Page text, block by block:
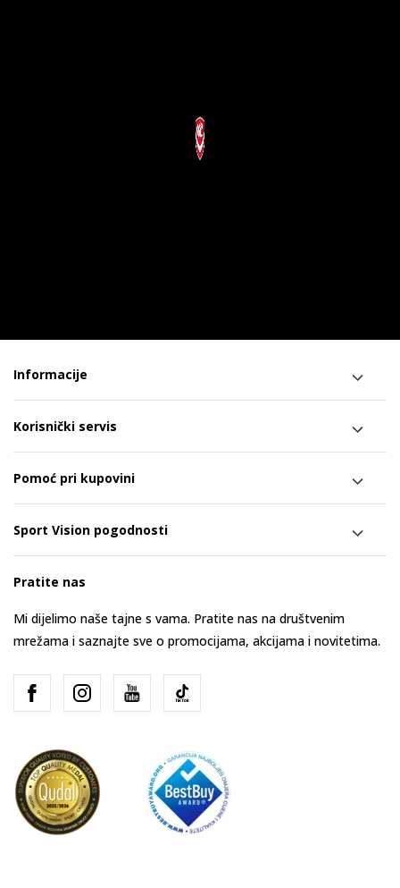
Informacije
Korisnički servis
Pomoć pri kupovini
Sport Vision pogodnosti
Pratite nas
Mi dijelimo naše tajne s vama. Pratite nas na društvenim
mrežama i saznajte sve o promocijama, akcijama i novitetima.